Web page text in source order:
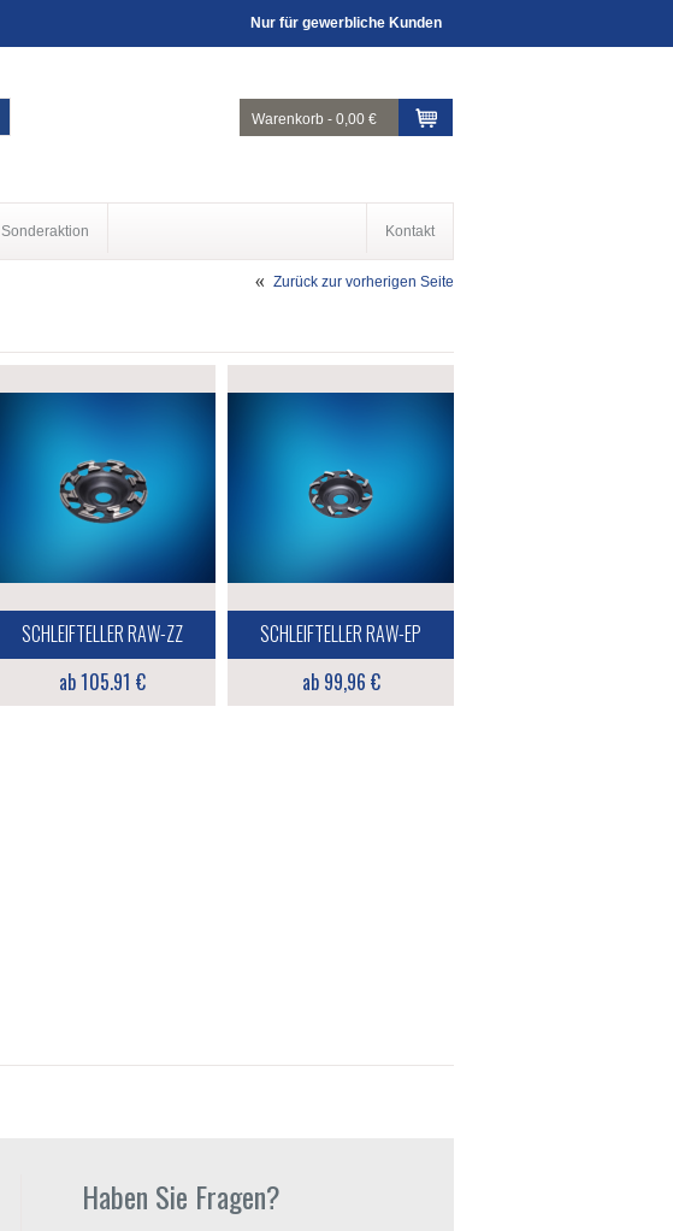
Nur für gewerbliche Kunden
Warenkorb - 0,00 €
Sonderaktion Kontakt
Zurück zur vorherigen Seite
SCHLEIFTELLER RAW-ZZ
ab 105.91 €
SCHLEIFTELLER RAW-EP
ab 99,96 €
Haben Sie Fragen?